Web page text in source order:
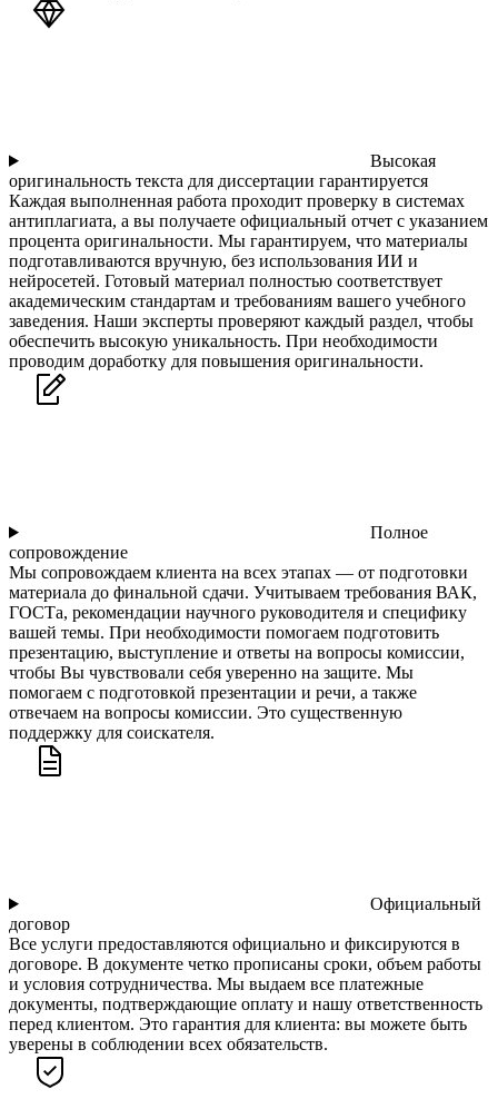
Высокая
оригинальность текста для диссертации гарантируется
Каждая выполненная работа проходит проверку в системах
антиплагиата, а вы получаете официальный отчет с указанием
процента оригинальности. Мы гарантируем, что материалы
подготавливаются вручную, без использования ИИ и
нейросетей. Готовый материал полностью соответствует
академическим стандартам и требованиям вашего учебного
заведения. Наши эксперты проверяют каждый раздел, чтобы
обеспечить высокую уникальность. При необходимости
проводим доработку для повышения оригинальности.
Полное
сопровождение
Мы сопровождаем клиента на всех этапах — от подготовки
материала до финальной сдачи. Учитываем требования ВАК,
ГОСТа, рекомендации научного руководителя и специфику
вашей темы. При необходимости помогаем подготовить
презентацию, выступление и ответы на вопросы комиссии,
чтобы Вы чувствовали себя уверенно на защите. Мы
помогаем с подготовкой презентации и речи, а также
отвечаем на вопросы комиссии. Это существенную
поддержку для соискателя.
Официальный
договор
Все услуги предоставляются официально и фиксируются в
договоре. В документе четко прописаны сроки, объем работы
и условия сотрудничества. Мы выдаем все платежные
документы, подтверждающие оплату и нашу ответственность
перед клиентом. Это гарантия для клиента: вы можете быть
уверены в соблюдении всех обязательств.